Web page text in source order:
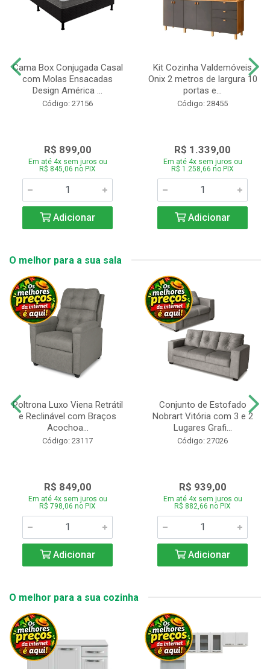
Cama Box Conjugada Casal
com Molas Ensacadas
Design América ...
Código: 27156
R$ 899,00
Em até 4x sem juros ou
R$ 845,06 no PIX
Adicionar
Kit Cozinha Valdemóveis
Onix 2 metros de largura 10
portas e...
Código: 28455
R$ 1.339,00
Em até 4x sem juros ou
R$ 1.258,66 no PIX
Adicionar
O melhor para a sua sala
Poltrona Luxo Viena Retrátil
e Reclinável com Braços
Acochoa...
Código: 23117
R$ 849,00
Em até 4x sem juros ou
R$ 798,06 no PIX
Adicionar
Conjunto de Estofado
Nobrart Vitória com 3 e 2
Lugares Grafi...
Código: 27026
R$ 939,00
Em até 4x sem juros ou
R$ 882,66 no PIX
Adicionar
O melhor para a sua cozinha